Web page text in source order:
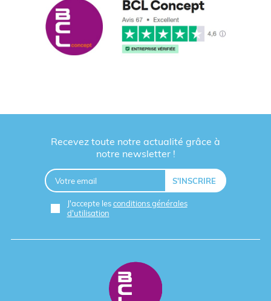
Recevez toute notre actualité grâce à
notre newsletter !
J'accepte lesconditions générales
d'utilisation